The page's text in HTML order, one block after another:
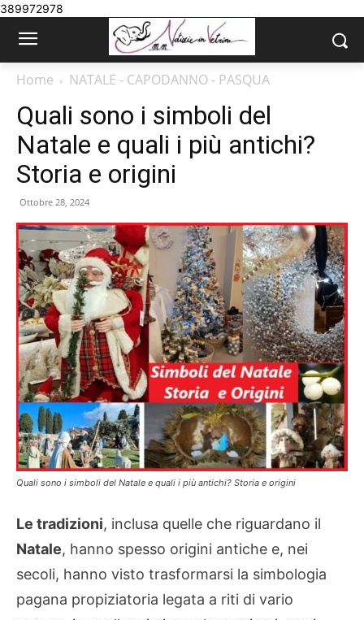
389972978
Home NATALE - CAPODANNO - PASQUA
Quali sono i simboli del
Natale e quali i più antichi?
Storia e origini
Ottobre 28, 2024
Quali sono i simboli del Natale e quali i più antichi? Storia e origini
Le tradizioni, inclusa quelle che riguardano il
Natale, hanno spesso origini antiche e, nei
secoli, hanno visto trasformarsi la simbologia
pagana propiziatoria legata a riti di vario